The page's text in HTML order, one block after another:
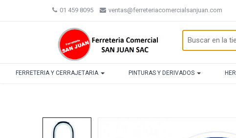
01 459 8095 ventas@ferreteriacomercialsanjuan.com
FERRETERIA Y CERRAJETARIA PINTURAS Y DERIVADOS